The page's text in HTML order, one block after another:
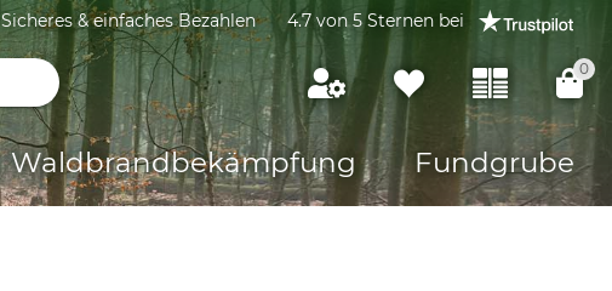
Sicheres & einfaches Bezahlen 4.7 von 5 Sternen bei
0
Waldbrandbekämpfung Fundgrube